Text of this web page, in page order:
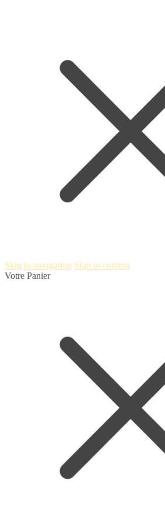
Skip to navigation Skip to content
Votre Panier